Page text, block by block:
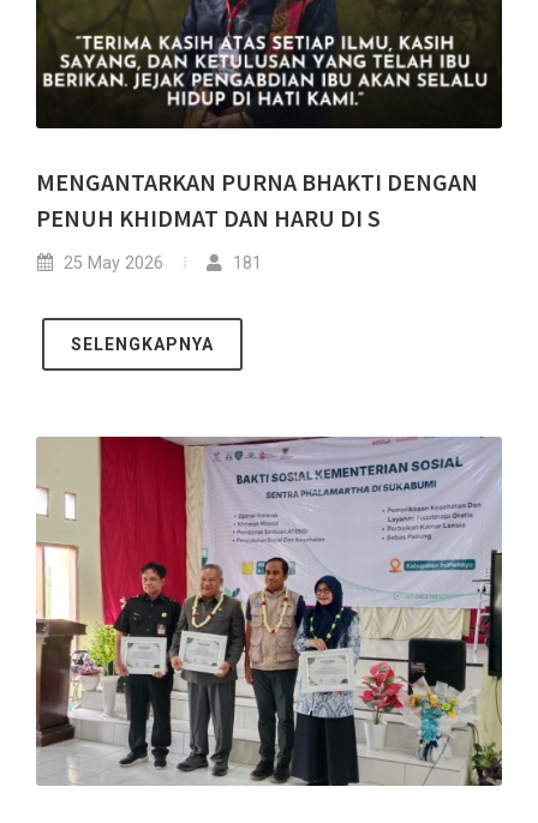
MENGANTARKAN PURNA BHAKTI DENGAN
PENUH KHIDMAT DAN HARU DI S
25 May 2026 181
SELENGKAPNYA